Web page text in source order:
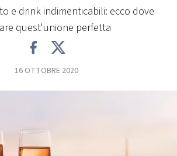
e drink indimenticabili: ecco dove
quest'unione perfetta
16 OTTOBRE 2020